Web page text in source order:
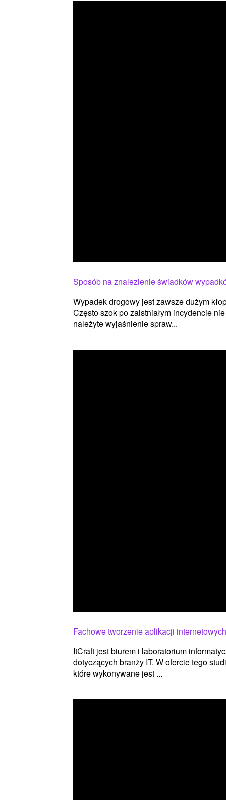
Sposób na znalezienie świadków
Wypadek drogowy jest zawsze dużym
Często szok po zaistniałym incydencie
należyte wyjaśnienie spraw...
Fachowe tworzenie aplikacji internetowych
ItCraft jest biurem i laboratorium
dotyczących branży IT. W ofercie tego
które wykonywane jest ...